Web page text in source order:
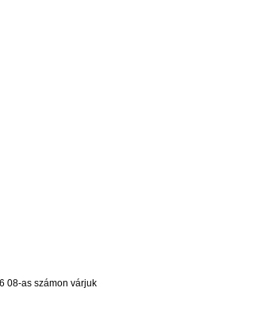
08-as számon várjuk